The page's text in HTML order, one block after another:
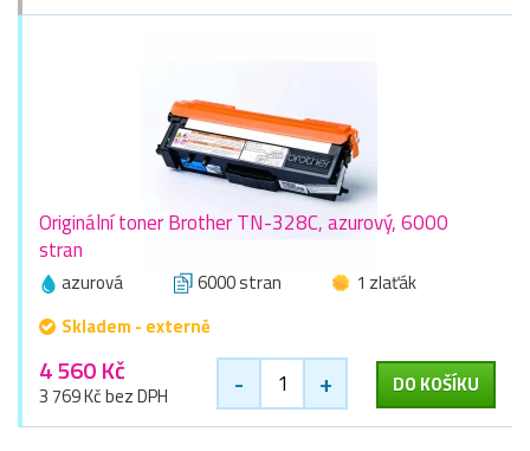
Originální toner Brother TN-328C, azurový, 6000
stran
azurová 6000 stran
1 zlaťák
Skladem - externě
4 560 Kč
3 769 Kč bez DPH - + DO KOŠÍKU